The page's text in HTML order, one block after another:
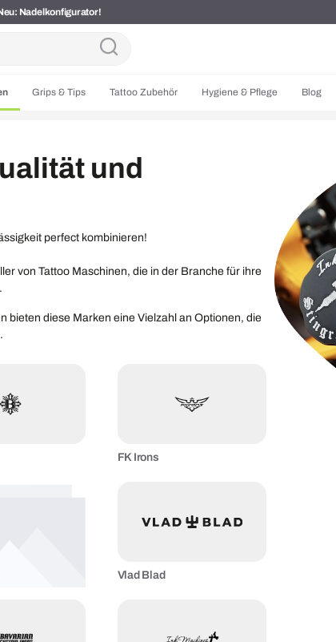
Nadelkonfigurator!
Grips & Tips Tattoo Zubehör Hygiene & Pflege Blog
und
perfect kombinieren!
von Tattoo Maschinen, die in der Branche für ihre
bieten diese Marken eine Vielzahl an Optionen, die
FK Irons
Vlad Blad